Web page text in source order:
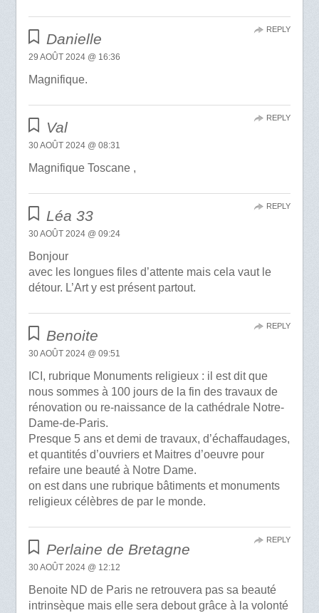
Danielle
29 AOÛT 2024 @ 16:36
Magnifique.
REPLY
Val
30 AOÛT 2024 @ 08:31
Magnifique Toscane ,
REPLY
Léa 33
30 AOÛT 2024 @ 09:24
Bonjour
avec les longues files d’attente mais cela vaut le
détour. L’Art y est présent partout.
REPLY
Benoite
30 AOÛT 2024 @ 09:51
ICI, rubrique Monuments religieux : il est dit que
nous sommes à 100 jours de la fin des travaux de
rénovation ou re-naissance de la cathédrale Notre-
Dame-de-Paris.
Presque 5 ans et demi de travaux, d’échaffaudages,
et quantités d’ouvriers et Maitres d’oeuvre pour
refaire une beauté à Notre Dame.
on est dans une rubrique bâtiments et monuments
religieux célèbres de par le monde.
REPLY
Perlaine de Bretagne
30 AOÛT 2024 @ 12:12
Benoite ND de Paris ne retrouvera pas sa beauté
intrinsèque mais elle sera debout grâce à la volonté
REPLY